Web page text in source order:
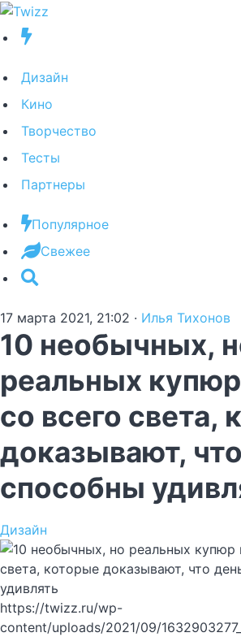
Дизайн
Кино
Творчество
Тесты
Партнеры
Популярное
Свежее
17 марта 2021, 21:02 · Илья Тихонов
10 необычных,
реальных
со всего света,
доказывают,
способны
Дизайн
https://twizz.ru/wp-
content/uploads/2021/09/